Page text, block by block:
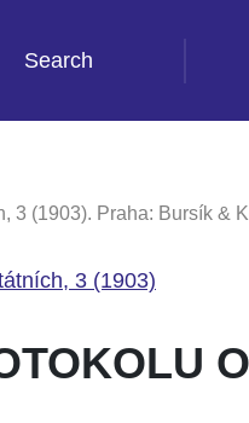
Search
3 (1903). Praha: Bursík &
3 (1903)